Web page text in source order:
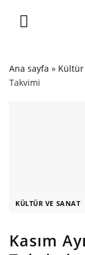
Ana sayfa » Kültür
Takvimi
KÜLTÜR VE SANAT
Kasım